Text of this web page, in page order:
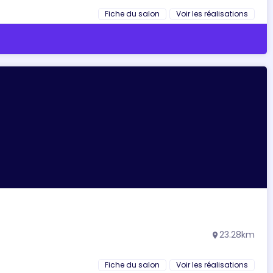
Fiche du salon Voir les réalisations
location_on 23.28km
Fiche du salon Voir les réalisations